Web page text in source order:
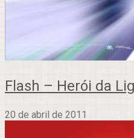
Flash – Herói da
20 de abril de 2011